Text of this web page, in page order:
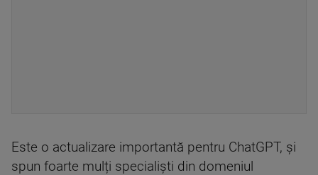
Este o actualizare importantă pentru ChatGPT, și
spun foarte mulți specialiști din domeniul